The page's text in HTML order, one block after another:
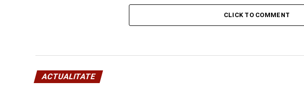
CLICK TO COMMENT
ACTUALITATE